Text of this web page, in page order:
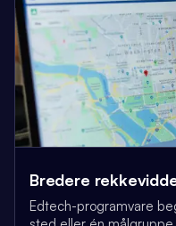
Bredere
Edtech-programvare